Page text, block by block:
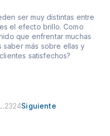
ser muy distintas entre
el efecto brillo. Como
que enfrentar muchas
saber más sobre ellas y
satisfechos?
...2324Siguiente